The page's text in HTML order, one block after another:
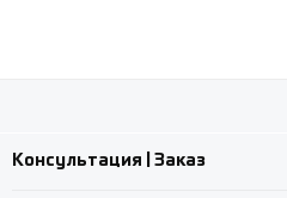
Консультация | Заказ